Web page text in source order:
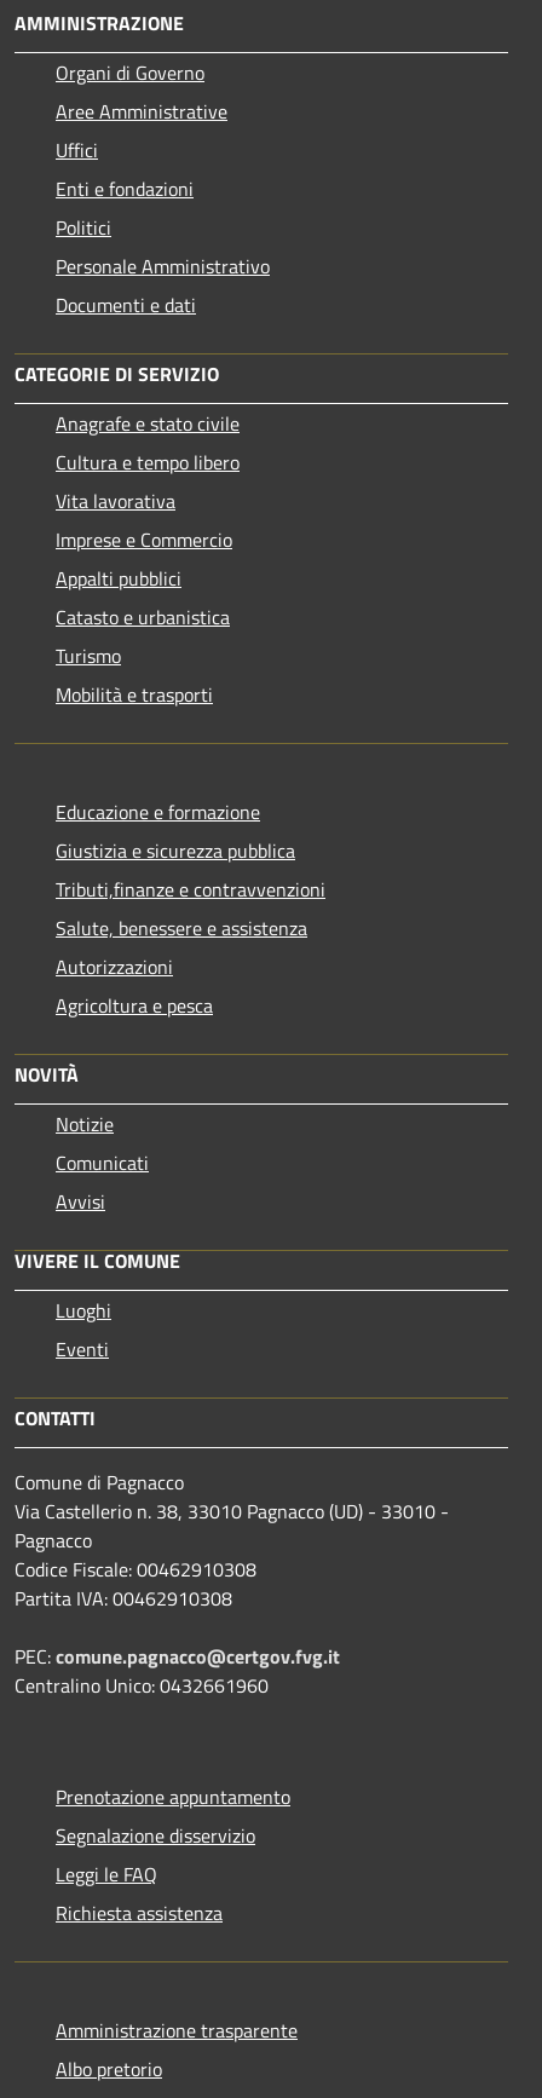
AMMINISTRAZIONE
Organi di Governo
Aree Amministrative
Uffici
Enti e fondazioni
Politici
Personale Amministrativo
Documenti e dati
CATEGORIE DI SERVIZIO
Anagrafe e stato civile
Cultura e tempo libero
Vita lavorativa
Imprese e Commercio
Appalti pubblici
Catasto e urbanistica
Turismo
Mobilità e trasporti
Educazione e formazione
Giustizia e sicurezza pubblica
Tributi,finanze e contravvenzioni
Salute, benessere e assistenza
Autorizzazioni
Agricoltura e pesca
NOVITÀ
Notizie
Comunicati
Avvisi
VIVERE IL COMUNE
Luoghi
Eventi
CONTATTI
Comune di Pagnacco
Via Castellerio n. 38, 33010 Pagnacco (UD) - 33010 -
Pagnacco
Codice Fiscale: 00462910308
Partita IVA: 00462910308
PEC:comune.pagnacco@certgov.fvg.it
Centralino Unico: 0432661960
Prenotazione appuntamento
Segnalazione disservizio
Leggi le FAQ
Richiesta assistenza
Amministrazione trasparente
Albo pretorio